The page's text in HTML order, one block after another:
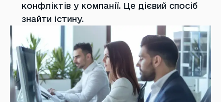
конфліктів у компанії. Це дієвий спосіб
знайти істину.